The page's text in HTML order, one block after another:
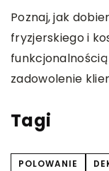
Poznaj, jak
fryzjerskiego i
zadowolenie
Tagi
POLOWANIE